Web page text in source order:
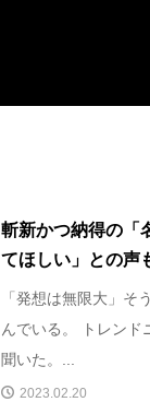
斬新かつ納得の
てほしい」との声
「発想は無限大」そ
んでいる。 トレンド
聞いた。...
2023.02.20